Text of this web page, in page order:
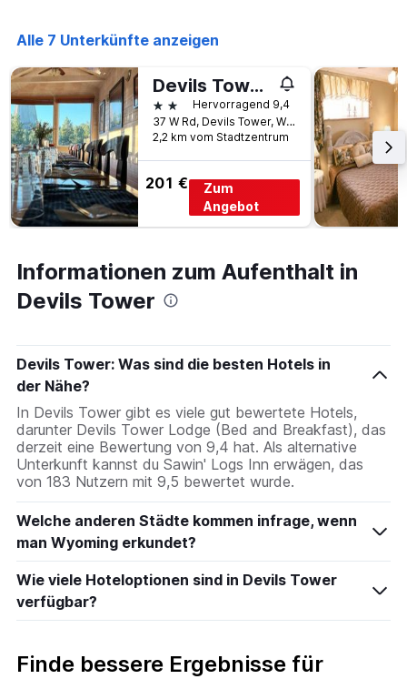
Alle 7 Unterkünfte anzeigen
Devils Tower Lodge (Bed and Breakfast)
2 SterneHervorragend 9,4
37 W Rd, Devils Tower, WY, USA
2,2 km vom Stadtzentrum
201 €
Zum
Angebot
Informationen zum Aufenthalt in
Devils Tower
Devils Tower: Was sind die besten Hotels in
der Nähe?
In Devils Tower gibt es viele gut bewertete Hotels,
darunter Devils Tower Lodge (Bed and Breakfast), das
derzeit eine Bewertung von 9,4 hat. Als alternative
Unterkunft kannst du Sawin' Logs Inn erwägen, das
von 183 Nutzern mit 9,5 bewertet wurde.
Welche anderen Städte kommen infrage, wenn
man Wyoming erkundet?
Wie viele Hoteloptionen sind in Devils Tower
verfügbar?
Finde bessere Ergebnisse für